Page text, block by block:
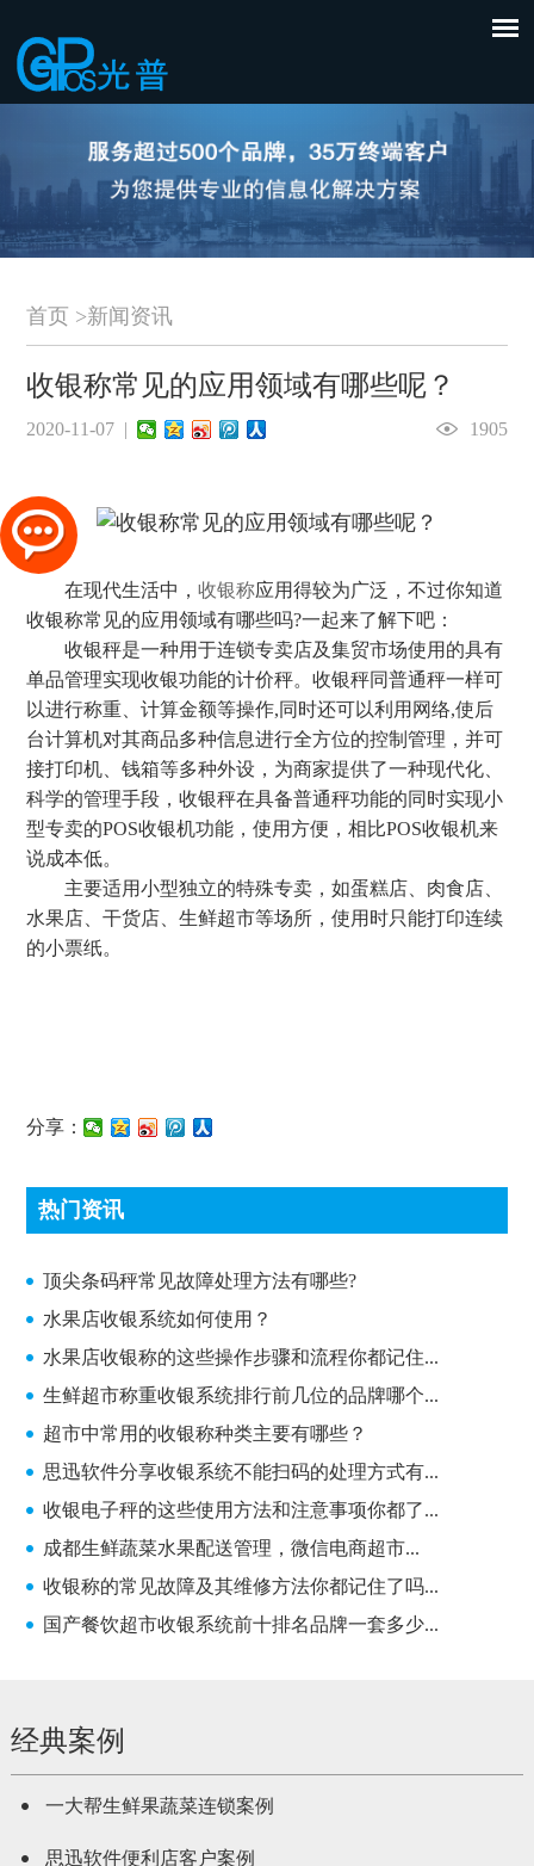
首页 >新闻资讯
收银称常见的应用领域有哪些呢？
2020-11-07 | 1905
在现代生活中，收银称应用得较为广泛，不过你知道
收银称常见的应用领域有哪些吗?一起来了解下吧：
收银秤是一种用于连锁专卖店及集贸市场使用的具有
单品管理实现收银功能的计价秤。收银秤同普通秤一样可
以进行称重、计算金额等操作,同时还可以利用网络,使后
台计算机对其商品多种信息进行全方位的控制管理，并可
接打印机、钱箱等多种外设，为商家提供了一种现代化、
科学的管理手段，收银秤在具备普通秤功能的同时实现小
型专卖的POS收银机功能，使用方便，相比POS收银机来
说成本低。
主要适用小型独立的特殊专卖，如蛋糕店、肉食店、
水果店、干货店、生鲜超市等场所，使用时只能打印连续
的小票纸。
分享：
热门资讯
顶尖条码秤常见故障处理方法有哪些?
顶尖条码秤常见故障处理方法有哪些?
水果店收银系统如何使用？
水果店收银称的这些操作步骤和流程你都记住...
生鲜超市称重收银系统排行前几位的品牌哪个...
超市中常用的收银称种类主要有哪些？
思迅软件分享收银系统不能扫码的处理方式有...
收银电子秤的这些使用方法和注意事项你都了...
成都生鲜蔬菜水果配送管理，微信电商超市...
收银称的常见故障及其维修方法你都记住了吗...
国产餐饮超市收银系统前十排名品牌一套多少...
经典案例
一大帮生鲜果蔬菜连锁案例
思迅软件便利店客户案例